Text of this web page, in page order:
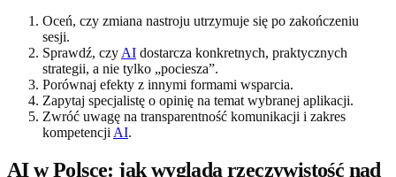
Oceń, czy zmiana nastroju utrzymuje się po zakończeniu
sesji.
Sprawdź, czyAI dostarcza konkretnych, praktycznych
strategii, a nie tylko „pociesza”.
Porównaj efekty z innymi formami wsparcia.
Zapytaj specjalistę o opinię na temat wybranej aplikacji.
Zwróć uwagę na transparentność komunikacji i zakres
kompetencjiAI.
AI w Polsce: jak wygląda rzeczywistość nad